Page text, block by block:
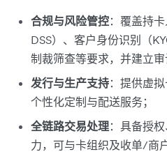
合规与风险管控：覆盖持
DSS）、客户身份识别（
制裁筛查等要求，并建立审
发行与生产支持：提供虚
个性化定制与配送服务；​
全链路交易处理：具备授
力，可与卡组织及收单/商